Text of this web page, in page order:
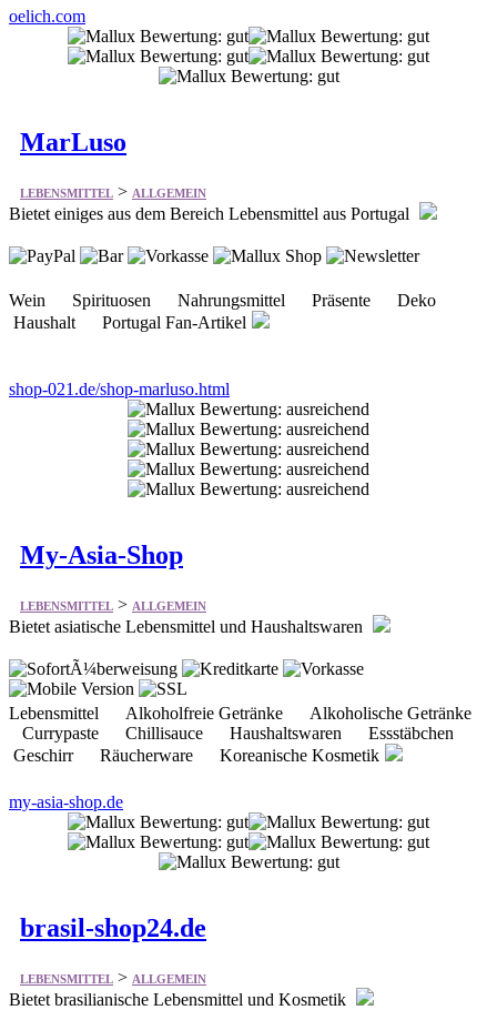
oelich.com
MarLuso
LEBENSMITTEL>ALLGEMEIN
Bietet einiges aus dem Bereich Lebensmittel aus Portugal
Wein Spirituosen Nahrungsmittel Präsente Deko
Haushalt Portugal Fan-Artikel
shop-021.de/shop-marluso.html
My-Asia-Shop
LEBENSMITTEL>ALLGEMEIN
Bietet asiatische Lebensmittel und Haushaltswaren
Lebensmittel Alkoholfreie Getränke Alkoholische Getränke
Currypaste Chillisauce Haushaltswaren Essstäbchen
Geschirr Räucherware Koreanische Kosmetik
my-asia-shop.de
brasil-shop24.de
LEBENSMITTEL>ALLGEMEIN
Bietet brasilianische Lebensmittel und Kosmetik